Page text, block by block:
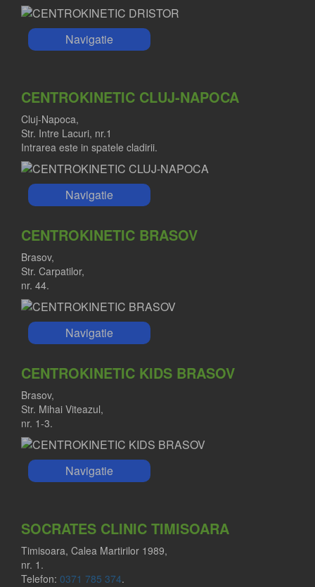
Navigatie
CENTROKINETIC CLUJ-NAPOCA
Cluj-Napoca,
Str. Intre Lacuri, nr.1
Intrarea este in spatele cladirii.
Navigatie
CENTROKINETIC BRASOV
Brasov,
Str. Carpatilor,
nr. 44.
Navigatie
CENTROKINETIC KIDS BRASOV
Brasov,
Str. Mihai Viteazul,
nr. 1-3.
Navigatie
SOCRATES CLINIC TIMISOARA
Timisoara, Calea Martirilor 1989,
nr. 1.
Telefon: 0371 785 374.